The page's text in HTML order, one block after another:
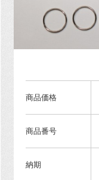
商品価格
商品番号
納期